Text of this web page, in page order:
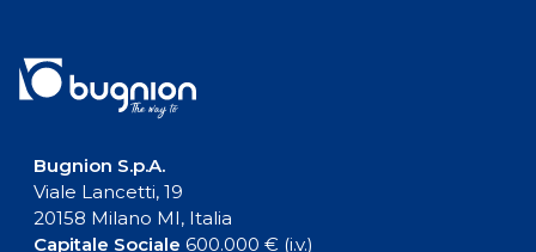
Bugnion S.p.A.
Viale Lancetti, 19
20158 Milano MI, Italia
Capitale Sociale 600.000 € (i.v.)